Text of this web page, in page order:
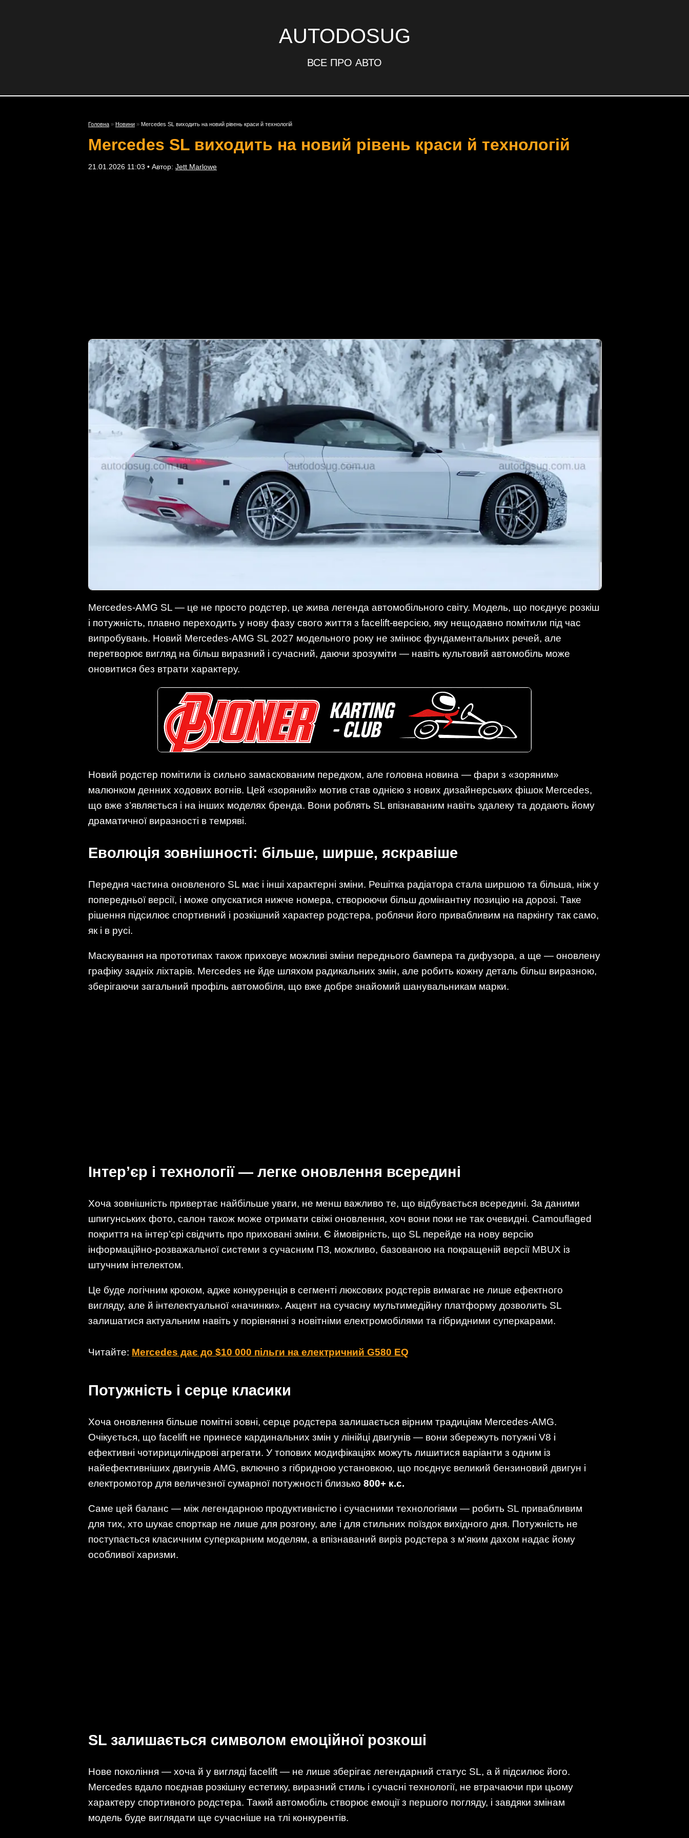
AUTODOSUG
ВСЕ ПРО АВТО
Головна » Новини » Mercedes SL виходить на новий рівень краси й технологій
Mercedes SL виходить на новий рівень краси й технологій
21.01.2026 11:03 • Автор: Jett Marlowe
Mercedes-AMG SL — це не просто родстер, це жива легенда автомобільного світу. Модель, що поєднує розкіш
і потужність, плавно переходить у нову фазу свого життя з facelift-версією, яку нещодавно помітили під час
випробувань. Новий Mercedes-AMG SL 2027 модельного року не змінює фундаментальних речей, але
перетворює вигляд на більш виразний і сучасний, даючи зрозуміти — навіть культовий автомобіль може
оновитися без втрати характеру.
Новий родстер помітили із сильно замаскованим передком, але головна новина — фари з «зоряним»
малюнком денних ходових вогнів. Цей «зоряний» мотив став однією з нових дизайнерських фішок Mercedes,
що вже з’являється і на інших моделях бренда. Вони роблять SL впізнаваним навіть здалеку та додають йому
драматичної виразності в темряві.
Еволюція зовнішності: більше, ширше, яскравіше
Передня частина оновленого SL має і інші характерні зміни. Решітка радіатора стала ширшою та більша, ніж у
попередньої версії, і може опускатися нижче номера, створюючи більш домінантну позицію на дорозі. Таке
рішення підсилює спортивний і розкішний характер родстера, роблячи його привабливим на паркінгу так само,
як і в русі.
Маскування на прототипах також приховує можливі зміни переднього бампера та дифузора, а ще — оновлену
графіку задніх ліхтарів. Mercedes не йде шляхом радикальних змін, але робить кожну деталь більш виразною,
зберігаючи загальний профіль автомобіля, що вже добре знайомий шанувальникам марки.
Інтер’єр і технології — легке оновлення всередині
Хоча зовнішність привертає найбільше уваги, не менш важливо те, що відбувається всередині. За даними
шпигунських фото, салон також може отримати свіжі оновлення, хоч вони поки не так очевидні. Camouflaged
покриття на інтер’єрі свідчить про приховані зміни. Є ймовірність, що SL перейде на нову версію
інформаційно-розважальної системи з сучасним ПЗ, можливо, базованою на покращеній версії MBUX із
штучним інтелектом.
Це буде логічним кроком, адже конкуренція в сегменті люксових родстерів вимагає не лише ефектного
вигляду, але й інтелектуальної «начинки». Акцент на сучасну мультимедійну платформу дозволить SL
залишатися актуальним навіть у порівнянні з новітніми електромобілями та гібридними суперкарами.
Читайте: Mercedes дає до $10 000 пільги на електричний G580 EQ
Потужність і серце класики
Хоча оновлення більше помітні зовні, серце родстера залишається вірним традиціям Mercedes-AMG.
Очікується, що facelift не принесе кардинальних змін у лінійці двигунів — вони збережуть потужні V8 і
ефективні чотирициліндрові агрегати. У топових модифікаціях можуть лишитися варіанти з одним із
найефективніших двигунів AMG, включно з гібридною установкою, що поєднує великий бензиновий двигун і
електромотор для величезної сумарної потужності близько 800+ к.с.
Саме цей баланс — між легендарною продуктивністю і сучасними технологіями — робить SL привабливим
для тих, хто шукає спорткар не лише для розгону, але і для стильних поїздок вихідного дня. Потужність не
поступається класичним суперкарним моделям, а впізнаваний виріз родстера з м’яким дахом надає йому
особливої харизми.
SL залишається символом емоційної розкоші
Нове покоління — хоча й у вигляді facelift — не лише зберігає легендарний статус SL, а й підсилює його.
Mercedes вдало поєднав розкішну естетику, виразний стиль і сучасні технології, не втрачаючи при цьому
характеру спортивного родстера. Такий автомобіль створює емоції з першого погляду, і завдяки змінам
модель буде виглядати ще сучасніше на тлі конкурентів.